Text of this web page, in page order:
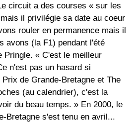
circuit a des courses « sur les
il privilégie sa date au coeur
rouler en permanence mais il
avons (la F1) pendant l'été
Pringle. « C'est le meilleur
n'est pas un hasard si
de Grande-Bretagne et The
(au calendrier), c'est la
du beau temps. » En 2000, le
Bretagne s'est tenu en avril...